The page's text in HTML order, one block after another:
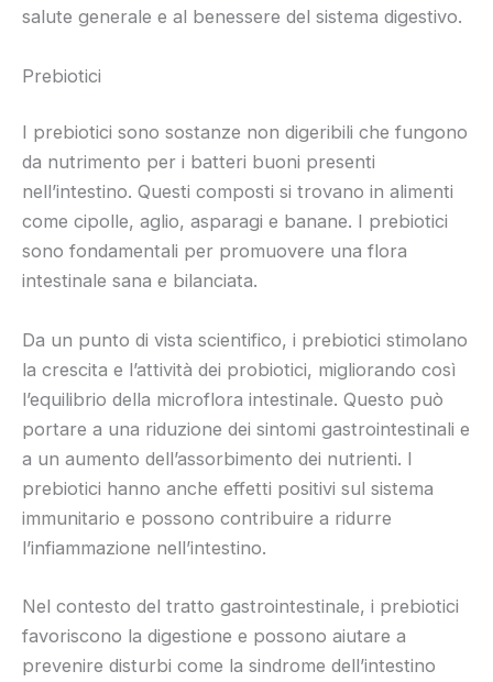
salute generale e al benessere del sistema digestivo.
Prebiotici
I prebiotici sono sostanze non digeribili che fungono
da nutrimento per i batteri buoni presenti
nell’intestino. Questi composti si trovano in alimenti
come cipolle, aglio, asparagi e banane. I prebiotici
sono fondamentali per promuovere una flora
intestinale sana e bilanciata.
Da un punto di vista scientifico, i prebiotici stimolano
la crescita e l’attività dei probiotici, migliorando così
l’equilibrio della microflora intestinale. Questo può
portare a una riduzione dei sintomi gastrointestinali e
a un aumento dell’assorbimento dei nutrienti. I
prebiotici hanno anche effetti positivi sul sistema
immunitario e possono contribuire a ridurre
l’infiammazione nell’intestino.
Nel contesto del tratto gastrointestinale, i prebiotici
favoriscono la digestione e possono aiutare a
prevenire disturbi come la sindrome dell’intestino